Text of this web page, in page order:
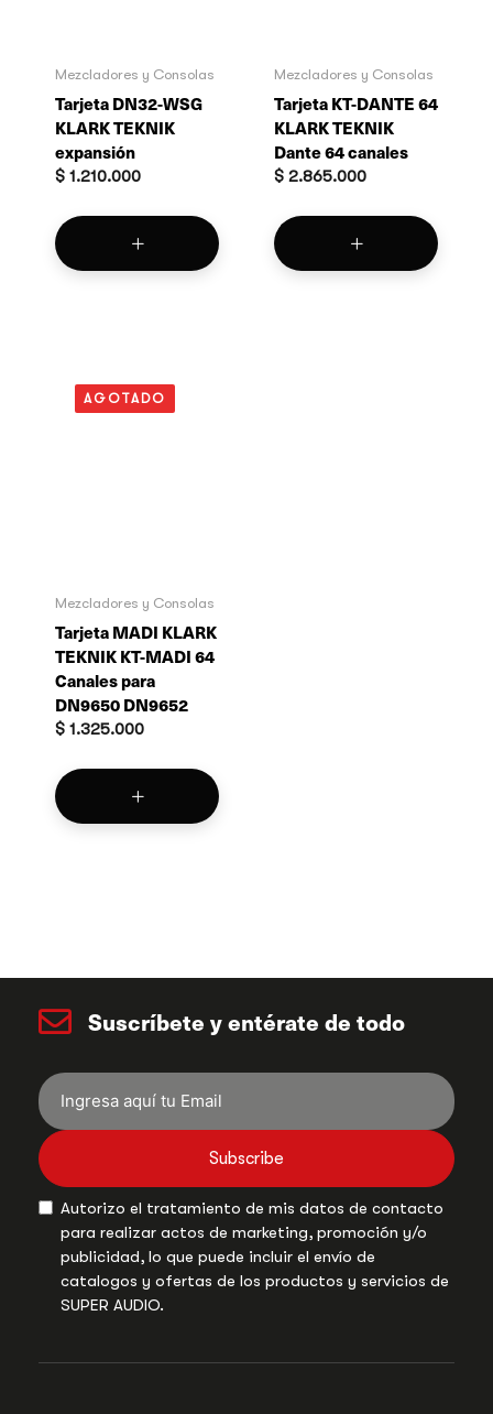
Mezcladores y Consolas
Tarjeta DN32-WSG
KLARK TEKNIK
expansión
$ 1.210.000
Mezcladores y Consolas
Tarjeta KT-DANTE 64
KLARK TEKNIK
Dante 64 canales
$ 2.865.000
AGOTADO
Mezcladores y Consolas
Tarjeta MADI KLARK
TEKNIK KT-MADI 64
Canales para
DN9650 DN9652
$ 1.325.000
Suscríbete y entérate de todo
Subscribe
Autorizo el tratamiento de mis datos de contacto
para realizar actos de marketing, promoción y/o
publicidad, lo que puede incluir el envío de
catalogos y ofertas de los productos y servicios de
SUPER AUDIO.